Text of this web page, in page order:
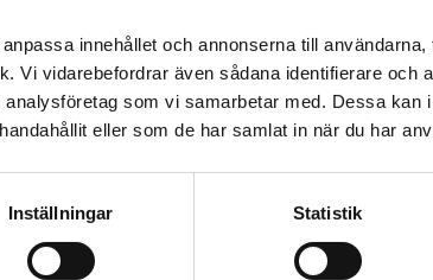
innehållet och annonserna till
Vi vidarebefordrar även sådana identifierare och
som vi samarbetar med. Dessa kan
eller som de har samlat in när du har
Inställningar Statistik
funktionalitet, tillsammans med vår
Hallberg, produktchef, presenterar
en produkt som sömlöst kan
genom vår ”watchdog”-funktion, som
att förkorta svarstiden för att säkerställa ett